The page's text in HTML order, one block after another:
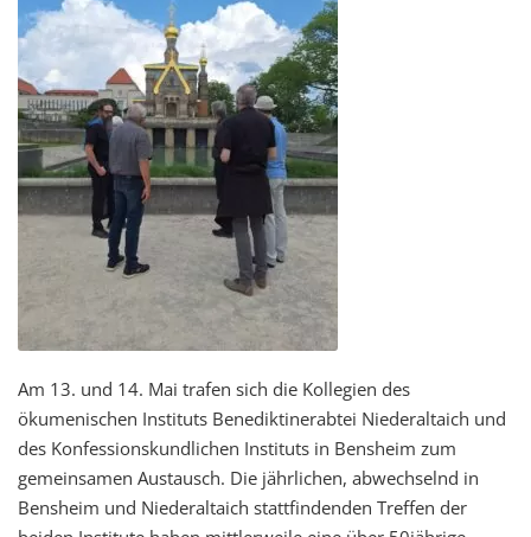
Am 13. und 14. Mai trafen sich die Kollegien des
ökumenischen Instituts Benediktinerabtei Niederaltaich und
des Konfessionskundlichen Instituts in Bensheim zum
gemeinsamen Austausch. Die jährlichen, abwechselnd in
Bensheim und Niederaltaich stattfindenden Treffen der